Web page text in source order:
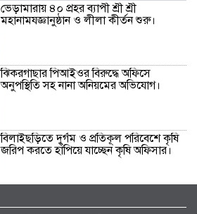
ভেড়ামারায় ৪০ প্রহর ব্যাপী শ্রী শ্রী
মহানামযজ্ঞানুষ্ঠান ও লীলা কীর্তন শুরু।
ঝিকরগাছার পিআইওর বিরুদ্ধে অফিসে
অনুপস্থিতি সহ নানা অনিয়মের অভিযোগ।
বিলাইছড়িতে দুর্গম ও প্রতিকূল পরিবেশে কৃষি
জরিপ করতে হাঁপিয়ে যাচ্ছেন কৃষি অফিসার।
কয়রায় আন্তর্জাতিক আদিবাসী দিবস পালিত।